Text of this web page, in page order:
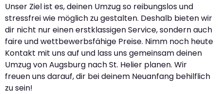
Unser Ziel ist es, deinen Umzug so reibungslos und
stressfrei wie möglich zu gestalten. Deshalb bieten wir
dir nicht nur einen erstklassigen Service, sondern auch
faire und wettbewerbsfähige Preise. Nimm noch heute
Kontakt mit uns auf und lass uns gemeinsam deinen
Umzug von Augsburg nach St. Helier planen. Wir
freuen uns darauf, dir bei deinem Neuanfang behilflich
zu sein!